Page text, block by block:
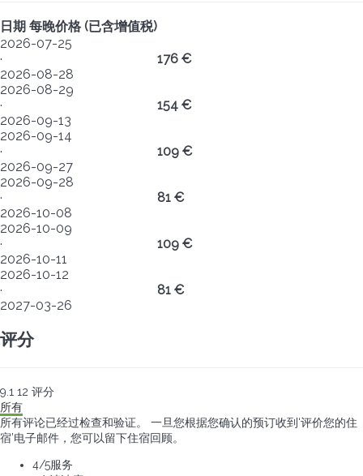
日期 每晚价格 (已含增值税)
2026-07-25
·
2026-08-28
176 €
2026-08-29
·
2026-09-13
154 €
2026-09-14
·
2026-09-27
109 €
2026-09-28
·
2026-10-08
81 €
2026-10-09
·
2026-10-11
109 €
2026-10-12
·
2027-03-26
81 €
评分
9.1 12 评分
所有
所有评论已经过检查和验证。 一旦您根据您确认的预订收到‘评价您的住
宿’电子邮件，您可以留下住宿回顾。
4/5服务